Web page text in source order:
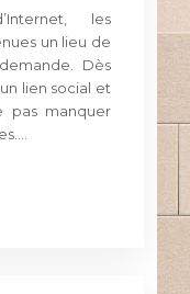
les
un lieu de
Dès
lien social et
pas manquer